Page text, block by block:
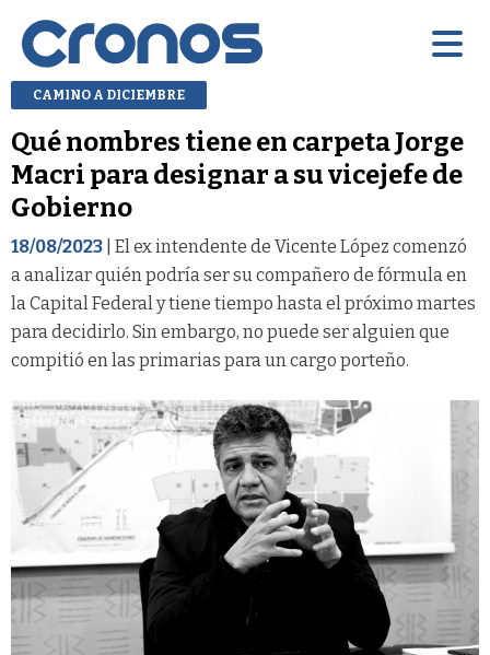
CAMINO A DICIEMBRE
Qué nombres tiene en carpeta Jorge
Macri para designar a su vicejefe de
Gobierno
18/08/2023 | El ex intendente de Vicente López comenzó
a analizar quién podría ser su compañero de fórmula en
la Capital Federal y tiene tiempo hasta el próximo martes
para decidirlo. Sin embargo, no puede ser alguien que
compitió en las primarias para un cargo porteño.